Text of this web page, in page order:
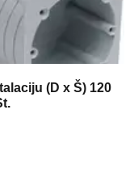
(D x Š) 120